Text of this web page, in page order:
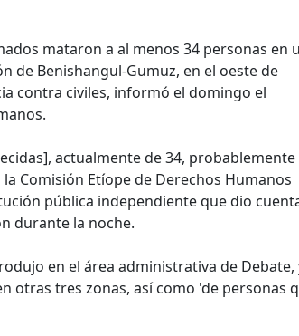
mataron a al menos 34 personas en
de Benishangul-Gumuz, en el oeste de
contra civiles, informó el domingo el
actualmente de 34, probablemente
Comisión Etíope de Derechos Humanos
pública independiente que dio
durante la noche.
en el área administrativa de Debate,
otras tres zonas, así como 'de personas